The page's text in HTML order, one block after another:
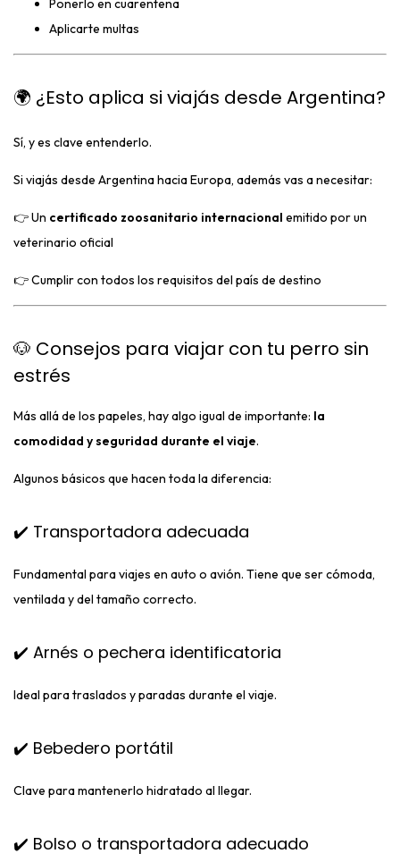
Ponerlo en cuarentena
Aplicarte multas
🌍 ¿Esto aplica si viajás desde Argentina?
Sí, y es clave entenderlo.
Si viajás desde Argentina hacia Europa, además vas a necesitar:
👉 Un certificado zoosanitario internacional emitido por un
veterinario oficial
👉 Cumplir con todos los requisitos del país de destino
🐶 Consejos para viajar con tu perro sin
estrés
Más allá de los papeles, hay algo igual de importante: la
comodidad y seguridad durante el viaje.
Algunos básicos que hacen toda la diferencia:
✔️ Transportadora adecuada
Fundamental para viajes en auto o avión. Tiene que ser cómoda,
ventilada y del tamaño correcto.
✔️ Arnés o pechera identificatoria
Ideal para traslados y paradas durante el viaje.
✔️ Bebedero portátil
Clave para mantenerlo hidratado al llegar.
✔️ Bolso o transportadora adecuado